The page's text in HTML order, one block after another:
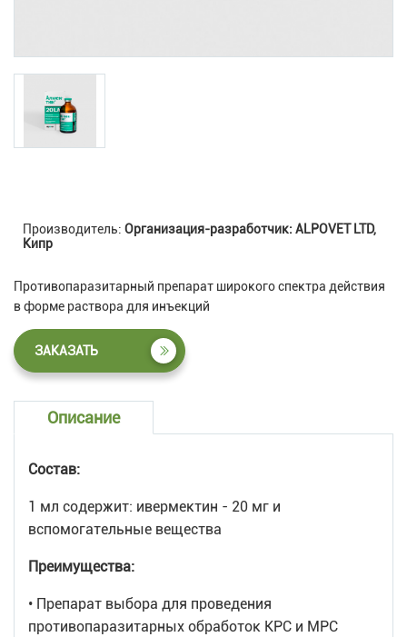
Производитель: Организация-разработчик: ALPOVET LTD,
Кипр
Противопаразитарный препарат широкого спектра действия
в форме раствора для инъекций
ЗАКАЗАТЬ
Описание
Состав:
1 мл содержит: ивермектин - 20 мг и
вспомогательные вещества
Преимущества:
• Препарат выбора для проведения
противопаразитарных обработок КРС и МРС